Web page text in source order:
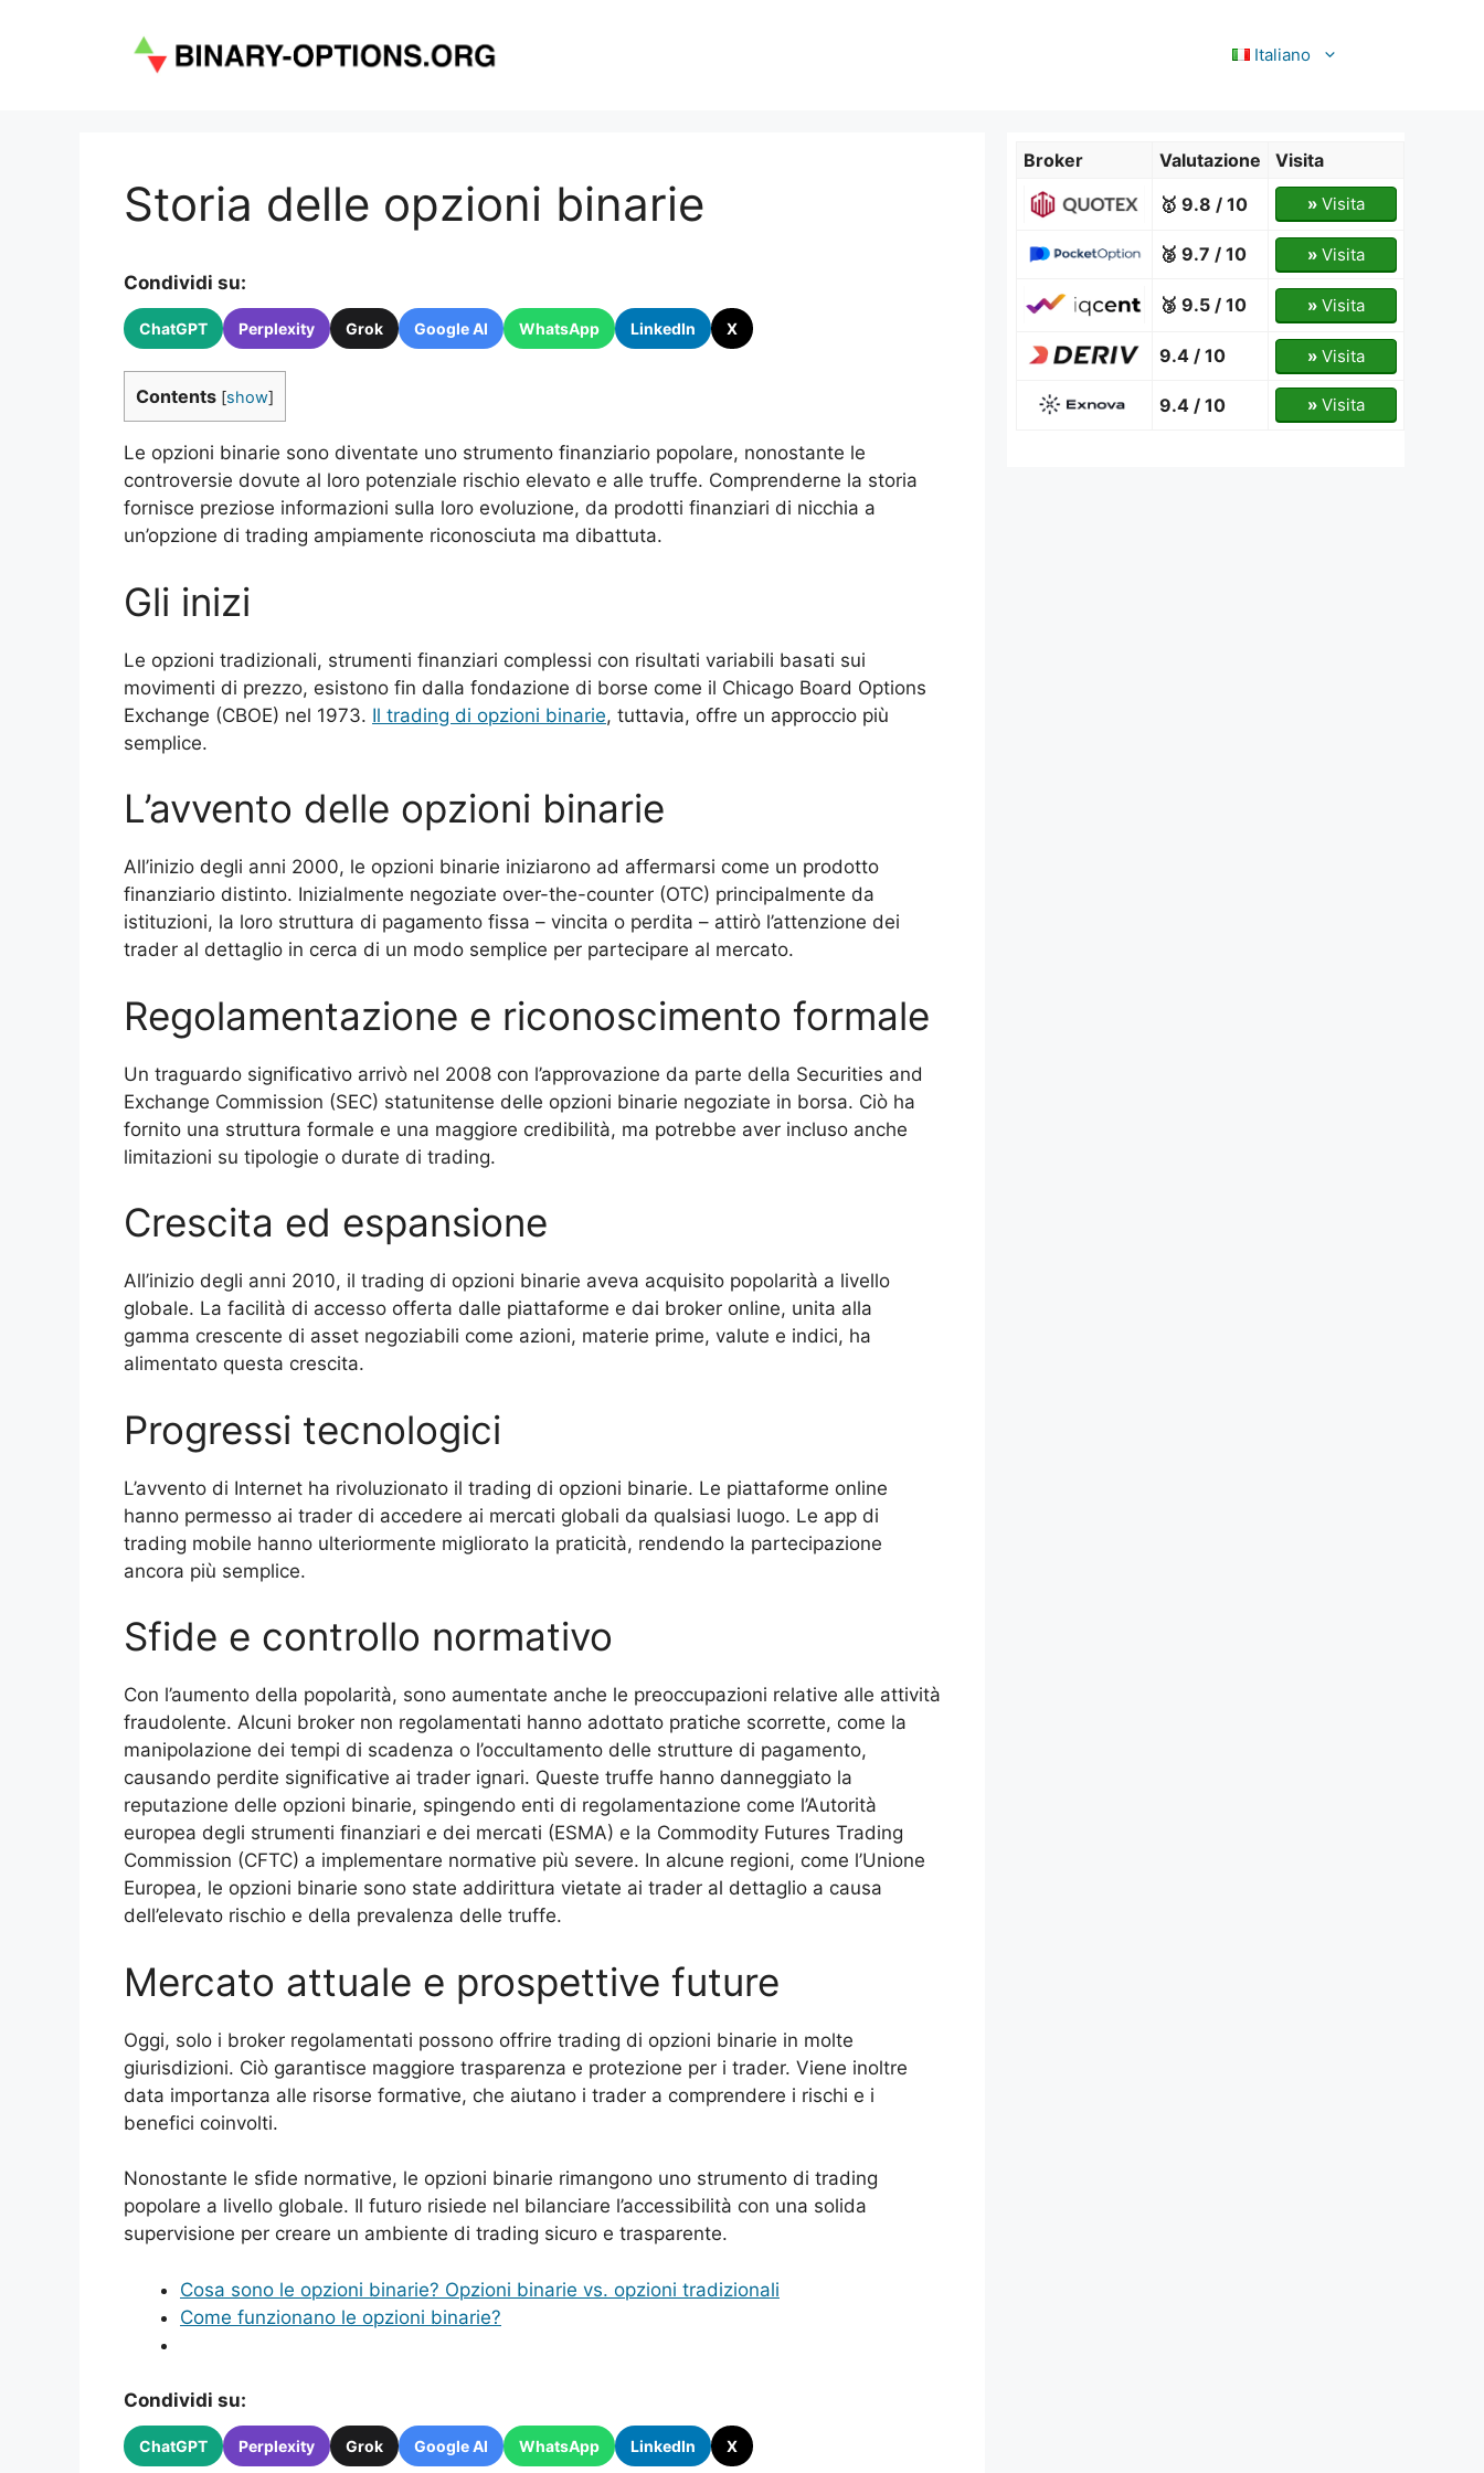
Italiano
Storia delle opzioni binarie
Condividi su:
ChatGPT Perplexity Grok Google AI WhatsApp LinkedIn X
Contents [show]
Le opzioni binarie sono diventate uno strumento finanziario popolare, nonostante le
controversie dovute al loro potenziale rischio elevato e alle truffe. Comprenderne la storia
fornisce preziose informazioni sulla loro evoluzione, da prodotti finanziari di nicchia a
un’opzione di trading ampiamente riconosciuta ma dibattuta.
Gli inizi
Le opzioni tradizionali, strumenti finanziari complessi con risultati variabili basati sui
movimenti di prezzo, esistono fin dalla fondazione di borse come il Chicago Board Options
Exchange (CBOE) nel 1973. Il trading di opzioni binarie, tuttavia, offre un approccio più
semplice.
L’avvento delle opzioni binarie
All’inizio degli anni 2000, le opzioni binarie iniziarono ad affermarsi come un prodotto
finanziario distinto. Inizialmente negoziate over-the-counter (OTC) principalmente da
istituzioni, la loro struttura di pagamento fissa – vincita o perdita – attirò l’attenzione dei
trader al dettaglio in cerca di un modo semplice per partecipare al mercato.
Regolamentazione e riconoscimento formale
Un traguardo significativo arrivò nel 2008 con l’approvazione da parte della Securities and
Exchange Commission (SEC) statunitense delle opzioni binarie negoziate in borsa. Ciò ha
fornito una struttura formale e una maggiore credibilità, ma potrebbe aver incluso anche
limitazioni su tipologie o durate di trading.
Crescita ed espansione
All’inizio degli anni 2010, il trading di opzioni binarie aveva acquisito popolarità a livello
globale. La facilità di accesso offerta dalle piattaforme e dai broker online, unita alla
gamma crescente di asset negoziabili come azioni, materie prime, valute e indici, ha
alimentato questa crescita.
Progressi tecnologici
L’avvento di Internet ha rivoluzionato il trading di opzioni binarie. Le piattaforme online
hanno permesso ai trader di accedere ai mercati globali da qualsiasi luogo. Le app di
trading mobile hanno ulteriormente migliorato la praticità, rendendo la partecipazione
ancora più semplice.
Sfide e controllo normativo
Con l’aumento della popolarità, sono aumentate anche le preoccupazioni relative alle attività
fraudolente. Alcuni broker non regolamentati hanno adottato pratiche scorrette, come la
manipolazione dei tempi di scadenza o l’occultamento delle strutture di pagamento,
causando perdite significative ai trader ignari. Queste truffe hanno danneggiato la
reputazione delle opzioni binarie, spingendo enti di regolamentazione come l’Autorità
europea degli strumenti finanziari e dei mercati (ESMA) e la Commodity Futures Trading
Commission (CFTC) a implementare normative più severe. In alcune regioni, come l’Unione
Europea, le opzioni binarie sono state addirittura vietate ai trader al dettaglio a causa
dell’elevato rischio e della prevalenza delle truffe.
Mercato attuale e prospettive future
Oggi, solo i broker regolamentati possono offrire trading di opzioni binarie in molte
giurisdizioni. Ciò garantisce maggiore trasparenza e protezione per i trader. Viene inoltre
data importanza alle risorse formative, che aiutano i trader a comprendere i rischi e i
benefici coinvolti.
Nonostante le sfide normative, le opzioni binarie rimangono uno strumento di trading
popolare a livello globale. Il futuro risiede nel bilanciare l’accessibilità con una solida
supervisione per creare un ambiente di trading sicuro e trasparente.
Cosa sono le opzioni binarie? Opzioni binarie vs. opzioni tradizionali
Come funzionano le opzioni binarie?
Condividi su:
ChatGPT Perplexity Grok Google AI WhatsApp LinkedIn X
Broker Valutazione
Visita
🥇 9.8 / 10
»Visita
🥈 9.7 / 10 »Visita
🥉 9.5 / 10 »Visita
9.4 / 10 »Visita
9.4 / 10 »Visita